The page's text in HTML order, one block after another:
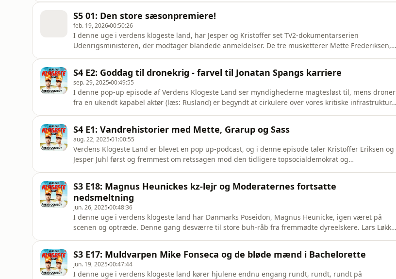
Trump nu er begy
S5 01: Den store sæsonpremiere!
feb. 19, 202600:50:26
I denne uge i verdens klogeste land, har Jesper og Kristoffer set TV2-dokumentarserien
Udenrigsministeren, der modtager blandede anmeldelser. De tre musketterer Mette Frederiksen,
dog ikke så meget, at det gø
S4 E2: Goddag til dronekrig - farvel til Jonatan Spangs karriere
sep. 29, 2025 00:49:55
I denne pop-up episode af Verdens Klogeste Land ser myndighederne magtesløst til, mens droner
fra en ukendt kapabel aktør (læs: Rusland) er begyndt at cirkulere over vores kritiske infrastruktur.
Jonata
S4 E1: Vandrehistorier med Mette, Grarup og Sass
aug. 22, 2025 01:00:55
Verdens Klogeste Land er blevet en pop up-podcast, og i denne episode taler Kristoffer Eriksen og
Jesper Juhl først og fremmest om retssagen mod den tidligere topsocialdemokrat og
hende. Derudover har Magnus
S3 E18: Magnus Heunickes kz-lejr og Moderaternes fortsatte
nedsmeltning
jun. 26, 2025 00:48:36
I denne uge i verdens klogeste land har Danmarks Poseidon, Magnus Heunicke, igen været på
scenen og optræde. Denne gang desværre til store buh-råb fra fremmødte dyreelskere. Lars Løkke
legende Erling Bonnesen har fo
S3 E17: Muldvarpen Mike Fonseca og de bløde mænd i Bachelorette
jun. 19, 2025 00:47:44
I denne uge i verdens klogeste land kører hjulene endnu engang rundt, rundt, rundt på